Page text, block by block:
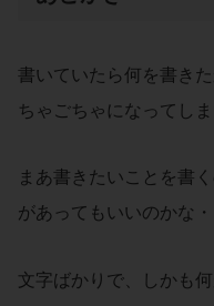
書いていたら何を書き
ちゃごちゃになってしま
まあ書きたいことを書
があってもいいのかな・
文字ばかりで、しかも